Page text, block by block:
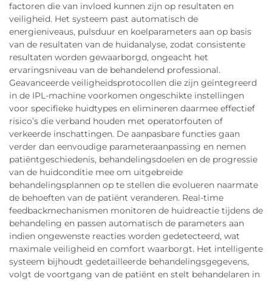
factoren die van invloed kunnen zijn op resultaten en
veiligheid. Het systeem past automatisch de
energieniveaus, pulsduur en koelparameters aan op basis
van de resultaten van de huidanalyse, zodat consistente
resultaten worden gewaarborgd, ongeacht het
ervaringsniveau van de behandelend professional.
Geavanceerde veiligheidsprotocollen die zijn geïntegreerd
in de IPL-machine voorkomen ongeschikte instellingen
voor specifieke huidtypes en elimineren daarmee effectief
risico’s die verband houden met operatorfouten of
verkeerde inschattingen. De aanpasbare functies gaan
verder dan eenvoudige parameteraanpassing en nemen
patiëntgeschiedenis, behandelingsdoelen en de progressie
van de huidconditie mee om uitgebreide
behandelingsplannen op te stellen die evolueren naarmate
de behoeften van de patiënt veranderen. Real-time
feedbackmechanismen monitoren de huidreactie tijdens de
behandeling en passen automatisch de parameters aan
indien ongewenste reacties worden gedetecteerd, wat
maximale veiligheid en comfort waarborgt. Het intelligente
systeem bijhoudt gedetailleerde behandelingsgegevens,
volgt de voortgang van de patiënt en stelt behandelaren in